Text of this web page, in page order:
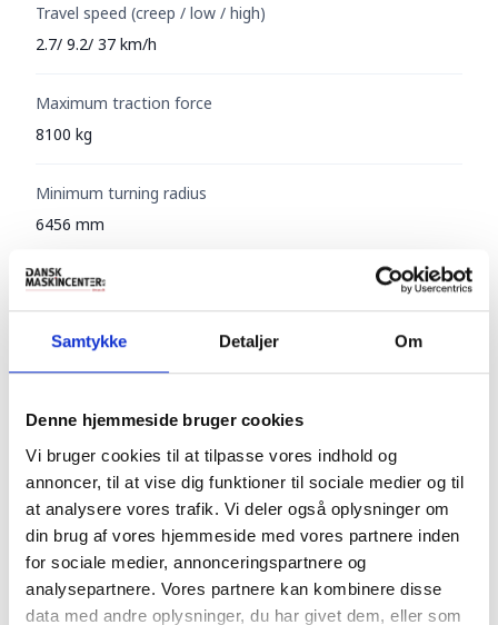
Samtykke Detaljer Om
Denne hjemmeside bruger cookies
Vi bruger cookies til at tilpasse vores indhold og
annoncer, til at vise dig funktioner til sociale medier og til
at analysere vores trafik. Vi deler også oplysninger om
din brug af vores hjemmeside med vores partnere inden
for sociale medier, annonceringspartnere og
analysepartnere. Vores partnere kan kombinere disse
data med andre oplysninger, du har givet dem, eller som
Travel speed (creep / low / high)
2.7/ 9.2/ 37 km/h
Maximum traction force
8100 kg
Minimum turning radius
6456 mm
Maximum swing speed
11.8 rpm
Maximum swing torque
Max. digging reach (Mono / Arti boom)
7585 mm / 8700 mm
Max. digging depth (Mono / Arti boom)
4490 mm / 5455 mm